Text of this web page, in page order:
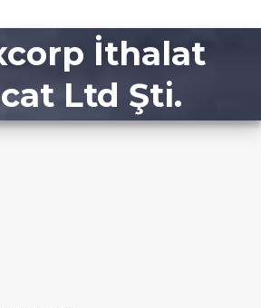
İthalat
Ltd Şti.